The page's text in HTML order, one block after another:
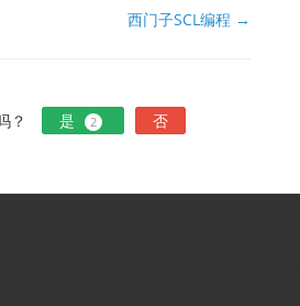
西门子SCL编程 →
？ 是 2 否